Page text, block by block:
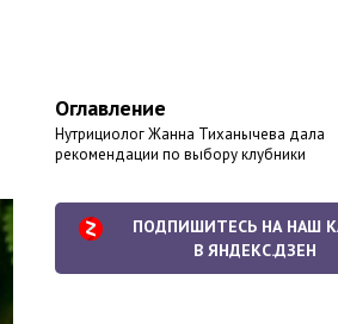
Оглавление
Нутрициолог Жанна Тиханычева дала
рекомендации по выбору клубники
ПОДПИШИТЕСЬ НА НАШ
В ЯНДЕКС.ДЗЕН